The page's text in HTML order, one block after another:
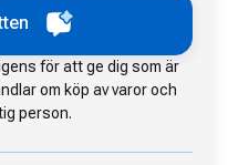
för att ge dig som är
om köp av varor och
person.